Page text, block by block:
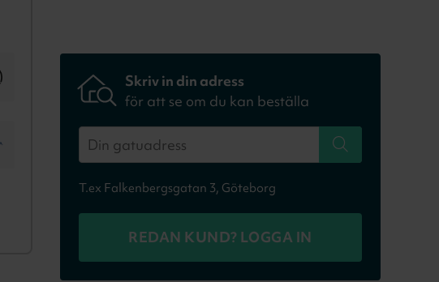
Skriv in din adress
för att se om du kan beställa
T.ex Falkenbergsgatan 3, Göteborg
REDAN KUND? LOGGA IN